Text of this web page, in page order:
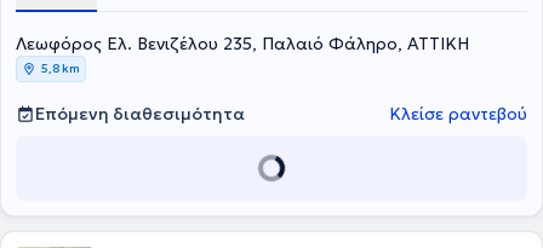
Λεωφόρος Ελ. Βενιζέλου 235, Παλαιό Φάληρο, ΑΤΤΙΚΗ
5,8 km
Επόμενη διαθεσιμότητα Κλείσε ραντεβού